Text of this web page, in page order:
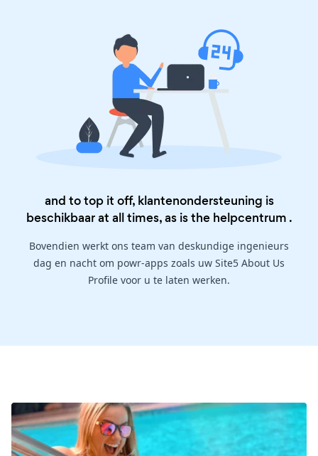
and to top it off, klantenondersteuning is
beschikbaar at all times, as is the helpcentrum .
Bovendien werkt ons team van deskundige ingenieurs
dag en nacht om powr-apps zoals uw Site5 About Us
Profile voor u te laten werken.